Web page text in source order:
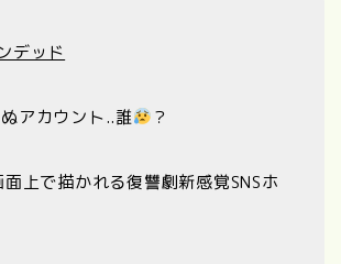
デッド
アカウント..誰 ？
上で描かれる復讐劇新感覚SNSホ